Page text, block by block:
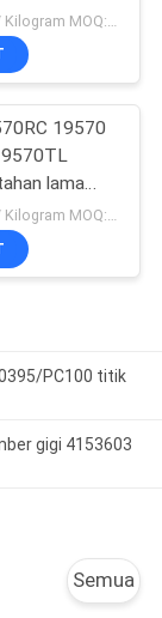
19570
lama
Untuk
$1.10 - $1.80/ Kilogram MOQ:100 Kilogram/Kilogram
PC100 titik
gigi 4153603
Semua